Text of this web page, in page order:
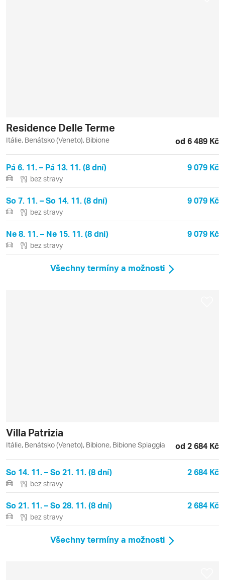
Residence Delle Terme
Itálie, Benátsko (Veneto), Bibione od 6 489 Kč
Pá 6. 11. – Pá 13. 11. (8 dní) 9 079 Kč
bez stravy
So 7. 11. – So 14. 11. (8 dní) 9 079 Kč
bez stravy
Ne 8. 11. – Ne 15. 11. (8 dní) 9 079 Kč
bez stravy
Všechny termíny a možnosti
Villa Patrizia
Itálie, Benátsko (Veneto), Bibione, Bibione Spiaggia od 2 684 Kč
So 14. 11. – So 21. 11. (8 dní) 2 684 Kč
bez stravy
So 21. 11. – So 28. 11. (8 dní) 2 684 Kč
bez stravy
Všechny termíny a možnosti